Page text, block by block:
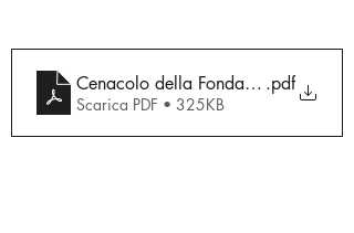
Cenacolo della Fondazione Ugo
.pdf
Scarica PDF • 325KB